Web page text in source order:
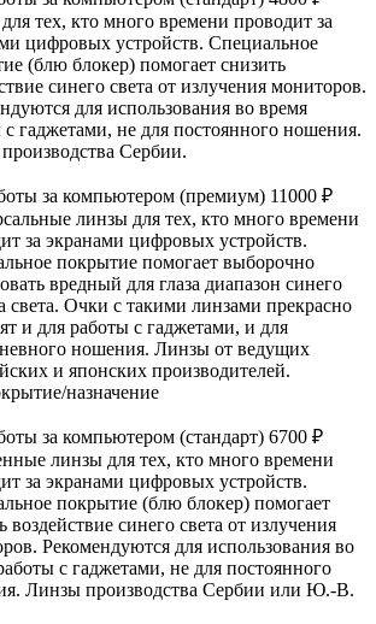
тех, кто много времени проводит за
цифровых устройств. Специальное
(блю блокер) помогает снизить
синего света от излучения мониторов.
для использования во время
с гаджетами, не для постоянного ношения.
Сербии.
за компьютером (премиум) 11000 ₽
линзы для тех, кто много времени
за экранами цифровых устройств.
покрытие помогает выборочно
вредный для глаза диапазон синего
света. Очки с такими линзами прекрасно
и для работы с гаджетами, и для
ношения. Линзы от ведущих
и японских производителей.
назначение
за компьютером (стандарт) 6700 ₽
линзы для тех, кто много времени
за экранами цифровых устройств.
покрытие (блю блокер) помогает
воздействие синего света от излучения
Рекомендуются для использования во
с гаджетами, не для постоянного
Линзы производства Сербии или Ю.-В.